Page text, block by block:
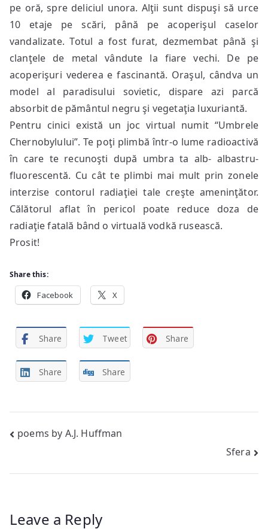
pe oră, spre deliciul unora. Alţii sunt dispuşi să urce
10 etaje pe scări, până pe acoperişul caselor
vandalizate. Totul a fost furat, dezmembat până şi
clanţele de metal vândute la fiare vechi. De pe
acoperişuri vederea e fascinantă. Oraşul, cândva un
model al paradisului sovietic, dispare azi parcă
absorbit de pământul negru şi vegetaţia luxuriantă.
Pentru cinici există un joc virtual numit “Umbrele
Chernobylului”. Te poţi plimbă într-o lume radioactivă
în care te recunoşti după umbra ta alb- albastru-
fluorescentă. Cu cât te plimbi mai mult prin zonele
interzise contorul radiaţiei tale creşte ameninţător.
Călătorul aflat în pericol poate reduce doza de
radiaţie fatală bând o virtuală vodkă rusească.
Prosit!
Share this:
Facebook X
Share Tweet Share
Share Share
Post
poems by A.J. Huffman
Sfera
Leave a Reply